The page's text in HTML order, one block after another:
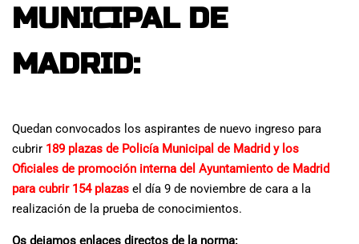
MUNICIPAL DE
MADRID:
Quedan convocados los aspirantes de nuevo ingreso para
cubrir 189 plazas de Policía Municipal de Madrid y los
Oficiales de promoción interna del Ayuntamiento de Madrid
para cubrir 154 plazas el día 9 de noviembre de cara a la
realización de la prueba de conocimientos.
Os dejamos enlaces directos de la norma: